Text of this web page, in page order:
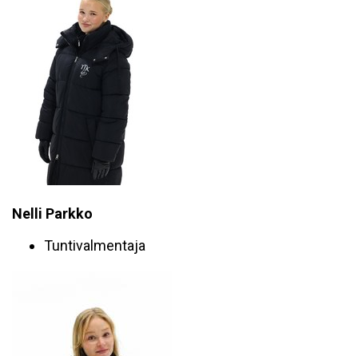
Nelli Parkko
Tuntivalmentaja